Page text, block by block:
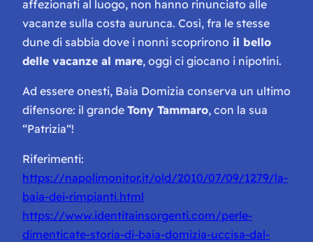
affezionati al luogo, non hanno rinunciato alle
vacanze sulla costa aurunca. Così, fra le stesse
dune di sabbia dove i nonni scoprirono il bello
delle vacanze al mare, oggi ci giocano i nipotini.
Ad essere onesti, Baia Domizia conserva un ultimo
difensore: il grande Tony Tammaro, con la sua
“Patrizia“!
Riferimenti:
https://napolimonitor.it/old/2010/07/09/1279/la-
baia-dei-rimpianti.html
https://www.identitainsorgenti.com/perle-
dimenticate-storia-di-baia-domizia-uccisa-dal-